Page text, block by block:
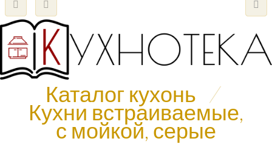
Каталог кухонь /
Кухни встраиваемые,
с мойкой, серые